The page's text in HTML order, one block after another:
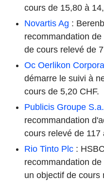
cours de 15,80 à
Novartis Ag :
recommandation
de cours relevé de
Oc Oerlikon
démarre le suivi à
cours de 5,20 CHF.
Publicis Groupe S.a.
recommandation
cours relevé de 117
Rio Tinto Plc :
recommandation
un objectif de cours